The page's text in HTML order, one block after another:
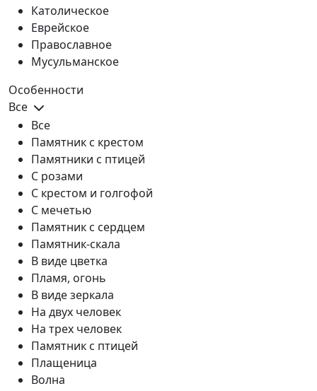
Католическое
Еврейское
Православное
Мусульманское
Особенности
Все
Все
Памятник с крестом
Памятники с птицей
С розами
С крестом и голгофой
С мечетью
Памятник с сердцем
Памятник-скала
В виде цветка
Пламя, огонь
В виде зеркала
На двух человек
На трех человек
Памятник с птицей
Плащеница
Волна